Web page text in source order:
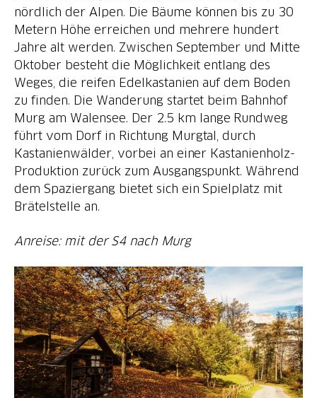
nördlich der Alpen. Die Bäume können bis zu 30
Metern Höhe erreichen und mehrere hundert
Jahre alt werden. Zwischen September und Mitte
Oktober besteht die Möglichkeit entlang des
Weges, die reifen Edelkastanien auf dem Boden
zu finden. Die Wanderung startet beim Bahnhof
Murg am Walensee. Der 2.5 km lange Rundweg
führt vom Dorf in Richtung Murgtal, durch
Kastanienwälder, vorbei an einer Kastanienholz-
Produktion zurück zum Ausgangspunkt. Während
dem Spaziergang bietet sich ein Spielplatz mit
Brätelstelle an.
Anreise: mit der S4 nach Murg